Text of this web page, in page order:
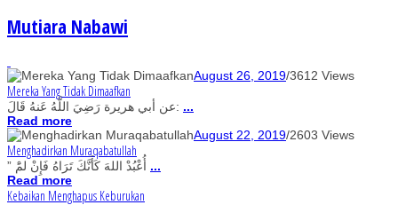
Mutiara Nabawi
August 26, 2019/3612 Views
Mereka Yang Tidak Dimaafkan
عن أبي هريرة رَضِيَ اللَّهُ عَنهُ قَالَ: ...
Read more
August 22, 2019/2603 Views
Menghadirkan Muraqabatullah
...
Read more
Kebaikan Menghapus Keburukan